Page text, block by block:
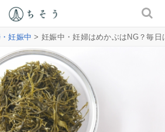
妊娠中 > 妊娠中・妊婦はめかぶはNG？毎